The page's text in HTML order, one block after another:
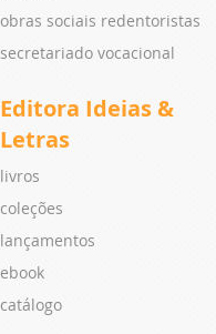
obras sociais redentoristas
secretariado vocacional
Editora Ideias &
Letras
livros
coleções
lançamentos
ebook
catálogo